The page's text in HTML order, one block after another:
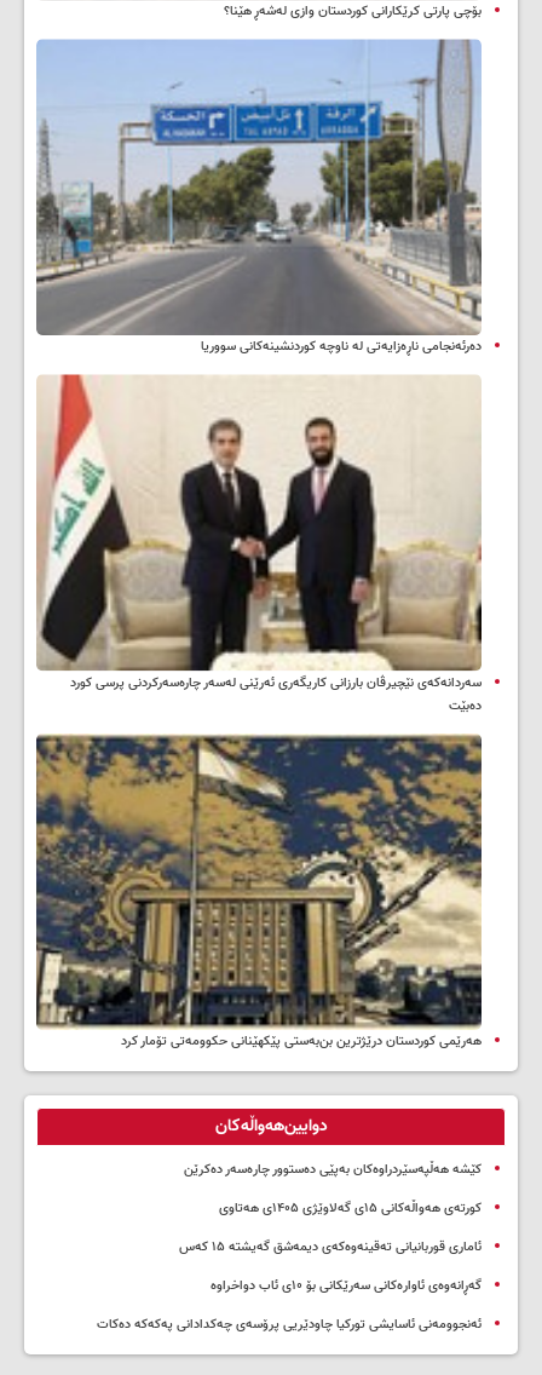
بۆچی پارتی کرێکارانی کوردستان وازی لەشەڕ هێنا؟
دەرئەنجامی ناڕەزایەتی لە ناوچە کوردنشینەکانی سووریا
سه‌ردانه‌کەی نێچیرڤان بارزانی كاریگه‌ری ئه‌رێنی له‌سه‌ر چاره‌سه‌ركردنی پرسی كورد
ده‌بێت
هەرێمی کوردستان درێژترین بن‌بەستی پێکهێنانی حکوومەتی تۆمار کرد
دوایین‌هەواڵەکان
کێشە هەڵپەسێردراوەکان بەپێی دەستوور چارەسەر دەکرێن
کورتەی هەواڵەکانی ۱۵ی گەلاوێژی ۱۴۰۵ی هەتاوی
ئاماری قوربانیانی تەقینەوەکەی دیمەشق گەیشتە ۱۵ کەس
گەڕانەوەی ئاوارەکانی سەرێکانی بۆ ۱۰ی ئاب دواخراوە
ئەنجوومەنی ئاسایشی تورکیا چاودێریی پرۆسەی چەکدادانی پەکەکە دەکات